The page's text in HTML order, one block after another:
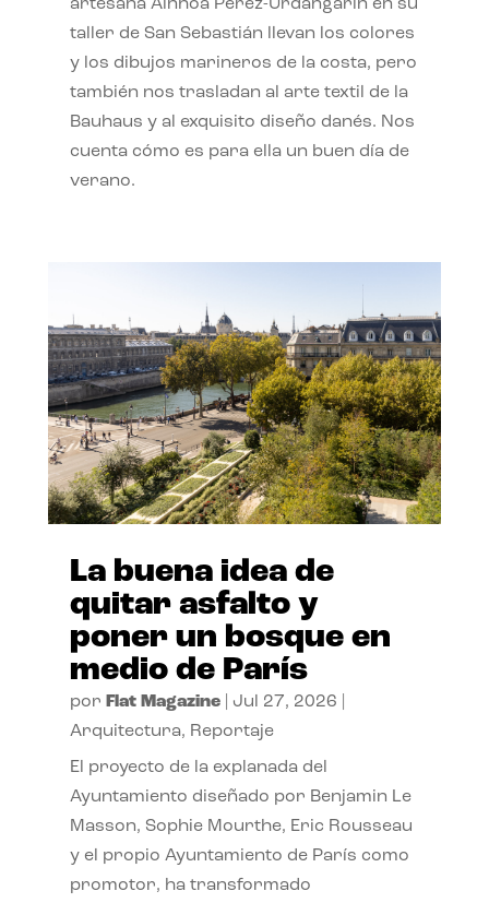
artesana Ainhoa Pérez-Urdangarín en su
taller de San Sebastián llevan los colores
y los dibujos marineros de la costa, pero
también nos trasladan al arte textil de la
Bauhaus y al exquisito diseño danés. Nos
cuenta cómo es para ella un buen día de
verano.
La buena idea de
quitar asfalto y
poner un bosque en
medio de París
por Flat Magazine| Jul 27, 2026
Arquitectura, Reportaje
El proyecto de la explanada del
Ayuntamiento diseñado por Benjamin Le
Masson, Sophie Mourthe, Eric Rousseau
y el propio Ayuntamiento de París como
promotor, ha transformado